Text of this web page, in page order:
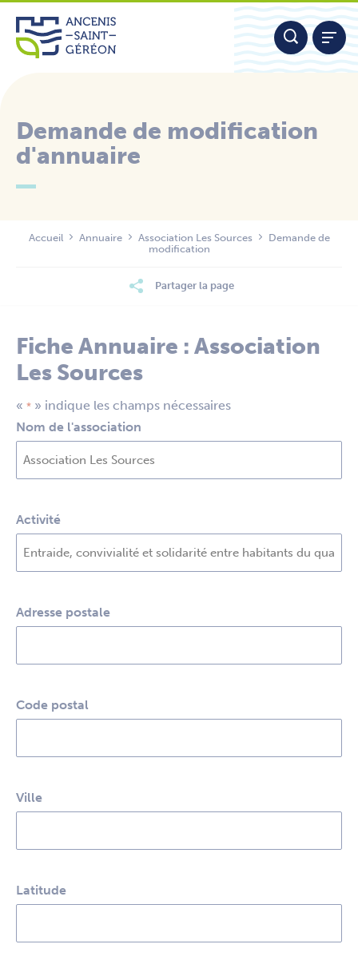
Aller
contenu
Demande de modification
d'annuaire
Accueil Annuaire Association Les Sources
Demande de
modification
Partager la page
Fiche Annuaire : Association
Les Sources
« * » indique les champs nécessaires
Nom de l'association
Activité
Adresse postale
Code postal
Ville
Latitude
Panneau de gestion des cookies